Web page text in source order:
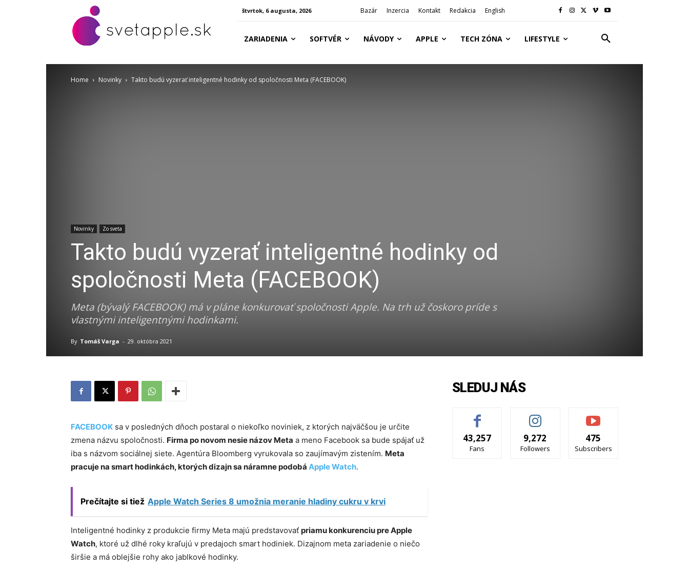
štvrtok, 6 augusta, 2026 Bazár Inzercia Kontakt Redakcia English
ZARIADENIA SOFTVÉR NÁVODY APPLE TECH ZÓNA LIFESTYLE
Home Novinky Takto budú vyzerať inteligentné hodinky od spoločnosti Meta (FACEBOOK)
Novinky Zo sveta
Takto budú vyzerať inteligentné hodinky od
spoločnosti Meta (FACEBOOK)
Meta (bývalý FACEBOOK) má v pláne konkurovať spoločnosti Apple. Na trh už čoskoro príde s
vlastnými inteligentnými hodinkami.
By Tomáš Varga - 29. októbra 2021
FACEBOOK sa v posledných dňoch postaral o niekoľko noviniek, z ktorých najväčšou je určite
zmena názvu spoločnosti. Firma po novom nesie názov Meta a meno Facebook sa bude spájať už
iba s názvom sociálnej siete. Agentúra Bloomberg vyrukovala so zaujímavým zistením. Meta
pracuje na smart hodinkách, ktorých dizajn sa náramne podobá Apple Watch.
Prečítajte si tiež Apple Watch Series 8 umožnia meranie hladiny cukru v krvi
Inteligentné hodinky z produkcie firmy Meta majú predstavovať priamu konkurenciu pre Apple
Watch, ktoré už dlhé roky kraľujú v predajoch smart hodiniek. Dizajnom meta zariadenie o niečo
širšie a má oblejšie rohy ako jablkové hodinky.
SLEDUJ NÁS
43,257
Fans
9,272
Followers
475
Subscribers